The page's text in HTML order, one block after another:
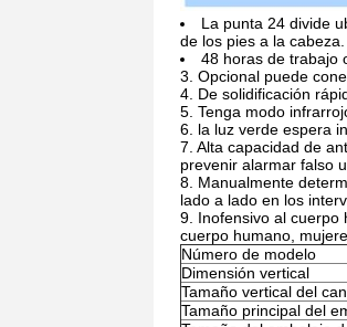
La punta 24 divide
de los pies a la cabeza.
48 horas de trabajo
3. Opcional puede
4. De solidificación
5. Tenga modo
6. la luz verde espera
7. Alta capacidad de
prevenir alarmar falso
8. Manualmente
lado a lado en los
9. Inofensivo al cuerpo
cuerpo humano,
Número de modelo
Dimensión vertical
Tamaño vertical del
Tamaño principal del